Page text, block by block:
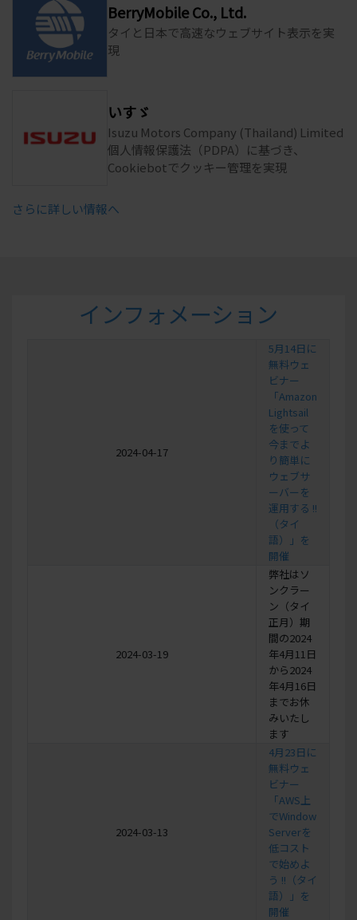
BerryMobile Co., Ltd.
タイと日本で高速なウェブサイト表示を実
現
いすゞ
Isuzu Motors Company (Thailand) Limited
個人情報保護法（PDPA）に基づき、
Cookiebotでクッキー管理を実現
さらに詳しい情報へ
インフォメーション
2024-04-17
5月14日に
無料ウェ
ビナー
「Amazon
Lightsail
を使って
今までよ
り簡単に
ウェブサ
ーバーを
運用する !!
（タイ
語）」を
開催
2024-03-19
弊社はソ
ンクラー
ン（タイ
正月）期
間の2024
年4月11日
から2024
年4月16日
までお休
みいたし
ます
2024-03-13
4月23日に
無料ウェ
ビナー
「AWS上
でWindow
Serverを
低コスト
で始めよ
う !!（タイ
語）」を
開催